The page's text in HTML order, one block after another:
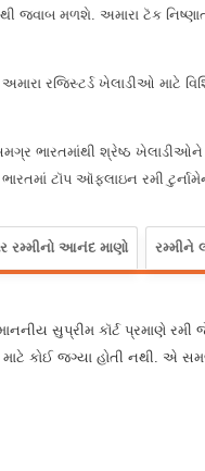
જવાબ મળશે. અમારા ટૅક
રજિસ્ટર્ડ ખેલાડીઓ માટે
ભારતમાંથી શ્રેષ્ઠ
ટૉપ ઑફલાઇન રમી
સુપ્રીમ કૉર્ટ પ્રમાણે રમી
કોઈ જગ્યા હોતી નથી. એ
રમ્મીનો આનંદ માણો રમ્મીને